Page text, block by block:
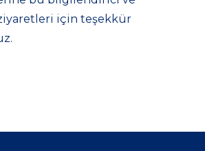
için teşekkür